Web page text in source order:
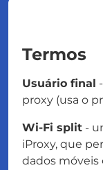
Termos
Usuário final
proxy (usa o
Wi-Fi split -
iProxy, que
dados móveis